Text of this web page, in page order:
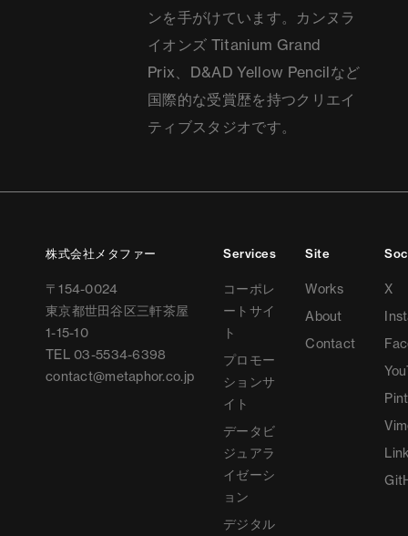
ンを手がけています。カンヌラ
イオンズ Titanium Grand
Prix、D&AD Yellow Pencilなど
国際的な受賞歴を持つクリエイ
ティブスタジオです。
株式会社メタファー
〒154-0024
東京都世田谷区三軒茶屋
1-15-10
TEL 03-5534-6398
contact@metaphor.co.jp
Services
コーポレ
ートサイ
ト
プロモー
ションサ
イト
データビ
ジュアラ
イゼーシ
ョン
デジタル
Site
Works
About
Contact
X